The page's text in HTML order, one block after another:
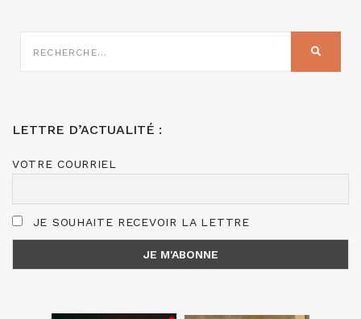
SUR
LETTRE D’ACTUALITÉ :
VOTRE COURRIEL
JE SOUHAITE RECEVOIR LA LETTRE